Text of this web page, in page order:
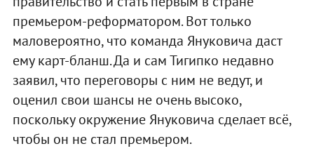
премьером-реформатором. Вот только
маловероятно, что команда Януковича даст
ему карт-бланш. Да и сам Тигипко недавно
заявил, что переговоры с ним не ведут, и
оценил свои шансы не очень высоко,
поскольку окружение Януковича сделает всё,
чтобы он не стал премьером.